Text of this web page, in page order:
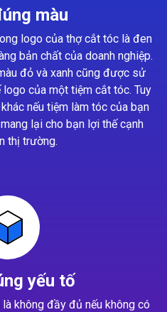
màu
logo của thợ cắt tóc là đen
bản chất của doanh nghiệp.
đỏ và xanh cũng được sử
của một tiệm cắt tóc. Tuy
nếu tiệm làm tóc của bạn
lại cho bạn lợi thế cạnh
thị trường.
yếu tố
không đầy đủ nếu không có